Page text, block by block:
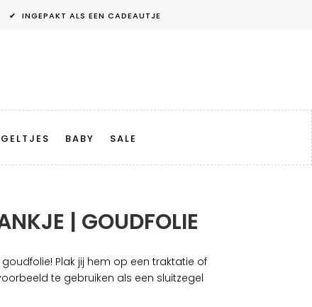
ALS EEN CADEAUTJE
BABY SALE
| GOUDFOLIE
Plak jij hem op een traktatie of
te gebruiken als een sluitzegel